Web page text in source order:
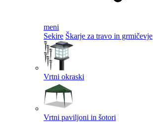
meni
Sekire Škarje za travo in grmičevje
Vrtni okraski
Vrtni paviljoni in šotori